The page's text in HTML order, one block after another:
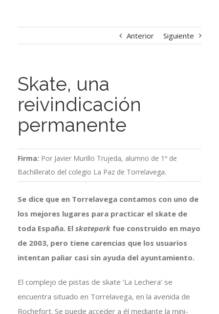
Anterior Siguiente
Skate, una
reivindicación
permanente
Firma: Por Javier Murillo Trujeda, alumno de 1º de
Bachillerato del colegio La Paz de Torrelavega.
Se dice que en Torrelavega contamos con uno de
los mejores lugares para practicar el skate de
toda España. El skateparkfue construido en mayo
de 2003, pero tiene carencias que los usuarios
intentan paliar casi sin ayuda del ayuntamiento.
El complejo de pistas de skate ‘La Lechera’ se
encuentra situado en Torrelavega, en la avenida de
Rochefort. Se puede acceder a él mediante la mini-